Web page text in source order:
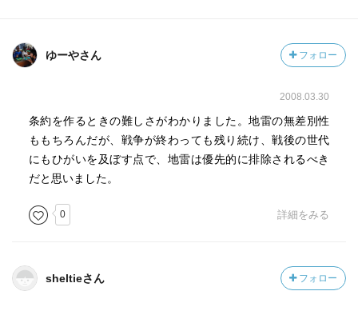
ゆーやさん フォロー
2008.03.30
条約を作るときの難しさがわかりました。地雷の無差別性
ももちろんだが、戦争が終わっても残り続け、戦後の世代
にもひがいを及ぼす点で、地雷は優先的に排除されるべき
だと思いました。
0 詳細をみる
sheltieさん フォロー